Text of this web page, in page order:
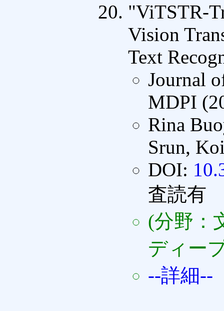
"ViTSTR-
Vision
Text
Journal
MDPI
Rina
Srun,
DOI:
査読有
(分野：
ディー
--詳細--